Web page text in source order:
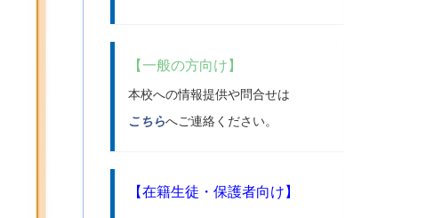
【一般の方向け】
本校への情報提供や問合せは
こちらへご連絡ください。
【在籍生徒・保護者向け】